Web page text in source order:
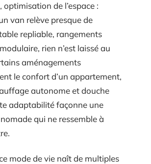
de l’espace :
van relève presque de
table repliable, rangements
rien n’est laissé au
aménagements
le confort d’un appartement,
autonome et douche
adaptabilité façonne une
qui ne ressemble à
ce mode de vie naît de multiples